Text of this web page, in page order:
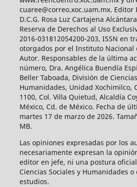
cuaree@correo.xoc.uam.mx. Editor
D.C.G. Rosa Luz Cartajena
Reserva de Derechos al Uso
2016-031812054200-203, ISSN en
otorgados por el Instituto Nacional
Autor. Responsables de la última
número, Dra. Angélica Buendía
Beller Taboada, División de
Humanidades, Unidad Xochimilco,
1100, Col. Villa Quietud, Alcaldía
México, Cd. de México. Fecha de
martes 17 de marzo de 2026.
MB.
Las opiniones expresadas por los
necesariamente expresan la
editor en jefe, ni una postura
Ciencias Sociales y Humanidades o
estudios.